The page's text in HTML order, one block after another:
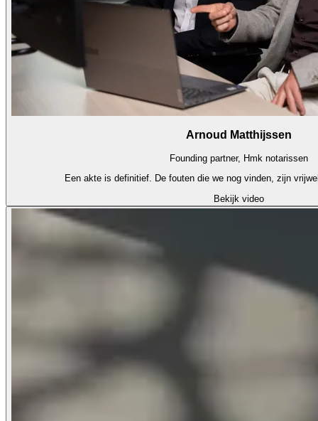
Arnoud Matthijssen
Founding partner, Hmk notarissen
Een akte is definitief. De fouten die we nog vinden, zijn
Bekijk video